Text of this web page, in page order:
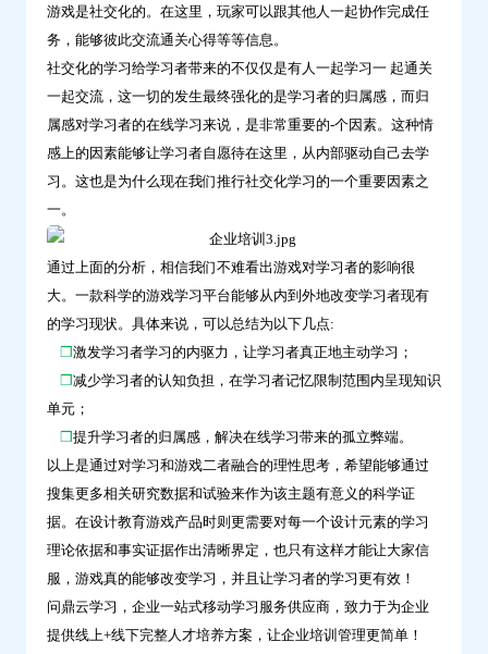
游戏是社交化的。在这里，玩家可以跟其他人一起协作完成任
务，能够彼此交流通关心得等等信息。
社交化的学习给学习者带来的不仅仅是有人一起学习一 起通关
一起交流，这一切的发生最终强化的是学习者的归属感，而归
属感对学习者的在线学习来说，是非常重要的-个因素。这种情
感上的因素能够让学习者自愿待在这里，从内部驱动自己去学
习。这也是为什么现在我们推行社交化学习的一个重要因素之
一。
通过上面的分析，相信我们不难看出游戏对学习者的影响很
大。一款科学的游戏学习平台能够从内到外地改变学习者现有
的学习现状。具体来说，可以总结为以下几点:
❒激发学习者学习的内驱力，让学习者真正地主动学习；
❒减少学习者的认知负担，在学习者记忆限制范围内呈现知识
单元；
❒提升学习者的归属感，解决在线学习带来的孤立弊端。
以上是通过对学习和游戏二者融合的理性思考，希望能够通过
搜集更多相关研究数据和试验来作为该主题有意义的科学证
据。在设计教育游戏产品时则更需要对每一个设计元素的学习
理论依据和事实证据作出清晰界定，也只有这样才能让大家信
服，游戏真的能够改变学习，并且让学习者的学习更有效！
问鼎云学习，企业一站式移动学习服务供应商，致力于为企业
提供线上+线下完整人才培养方案，让企业培训管理更简单！